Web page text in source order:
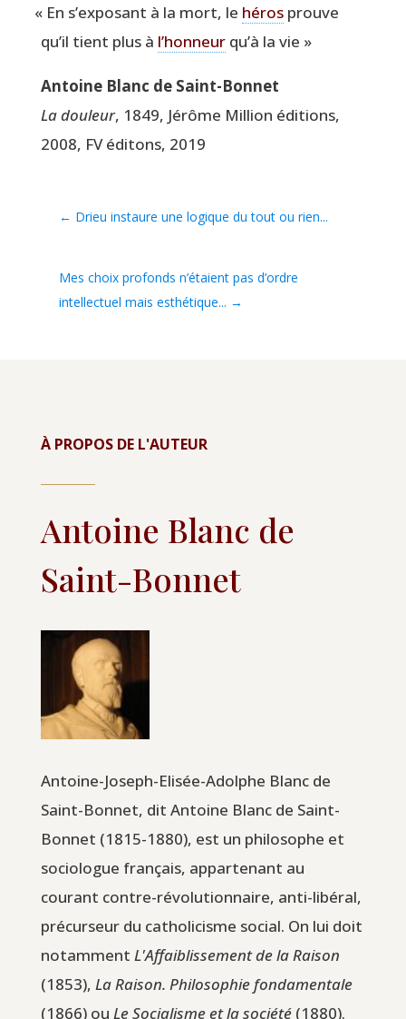
« En s’exposant à la mort, le héros prouve
qu’il tient plus à l’honneurqu’à la vie »
Antoine Blanc de Saint-Bonnet
La dou­leur, 1849, Jérôme Mil­lion édi­tions,
2008, FV édi­tons, 2019
← Drieu instaure une logique du tout ou rien...
Mes choix profonds n’étaient pas d’ordre
intellectuel mais esthétique... →
À PROPOS DE L'AUTEUR
Antoine Blanc de
Saint-Bonnet
Antoine-Joseph-Elisée-Adolphe Blanc de
Saint-Bonnet, dit Antoine Blanc de Saint-
Bonnet (1815-1880), est un philosophe et
sociologue français, appartenant au
courant contre-révolutionnaire, anti-libéral,
précurseur du catholicisme social. On lui doit
notamment L'Affaiblissement de la Raison
(1853), La Raison. Philosophie fondamentale
(1866) ou Le Socialisme et la société(1880).